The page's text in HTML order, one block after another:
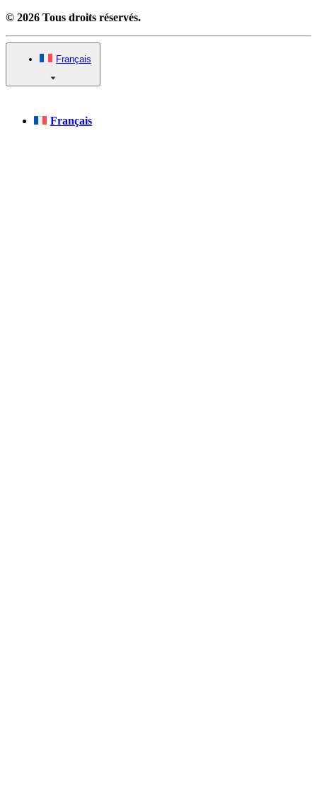
© 2026 Tous droits réservés.
Français
Français